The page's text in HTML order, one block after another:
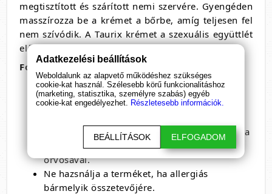
megtisztított és szárított nemi szervére. Gyengéden
masszírozza be a krémet a bőrbe, amíg teljesen fel
nem szívódik. A Taurix krémet a szexuális együttlét
előtt 15-30 perccel kell alkalmazni.
Fontos megjegyzések:
A Taurix erekciósegítő krém nem helyettesíti
az egészséges életmódot és a
Ha bármilyen egészségügyi problémája van, a
termék használata előtt konzultáljon
orvosával.
Ne hazsnálja a terméket, ha allergiás
bármelyik összetevőjére.
Adatkezelési beállítások
Weboldalunk az alapvető működéshez szükséges
cookie-kat használ. Szélesebb körű funkcionalitáshoz
(marketing, statisztika, személyre szabás) egyéb
cookie-kat engedélyezhet. Részletesebb információk.
BEÁLLÍTÁSOK ELFOGADOM